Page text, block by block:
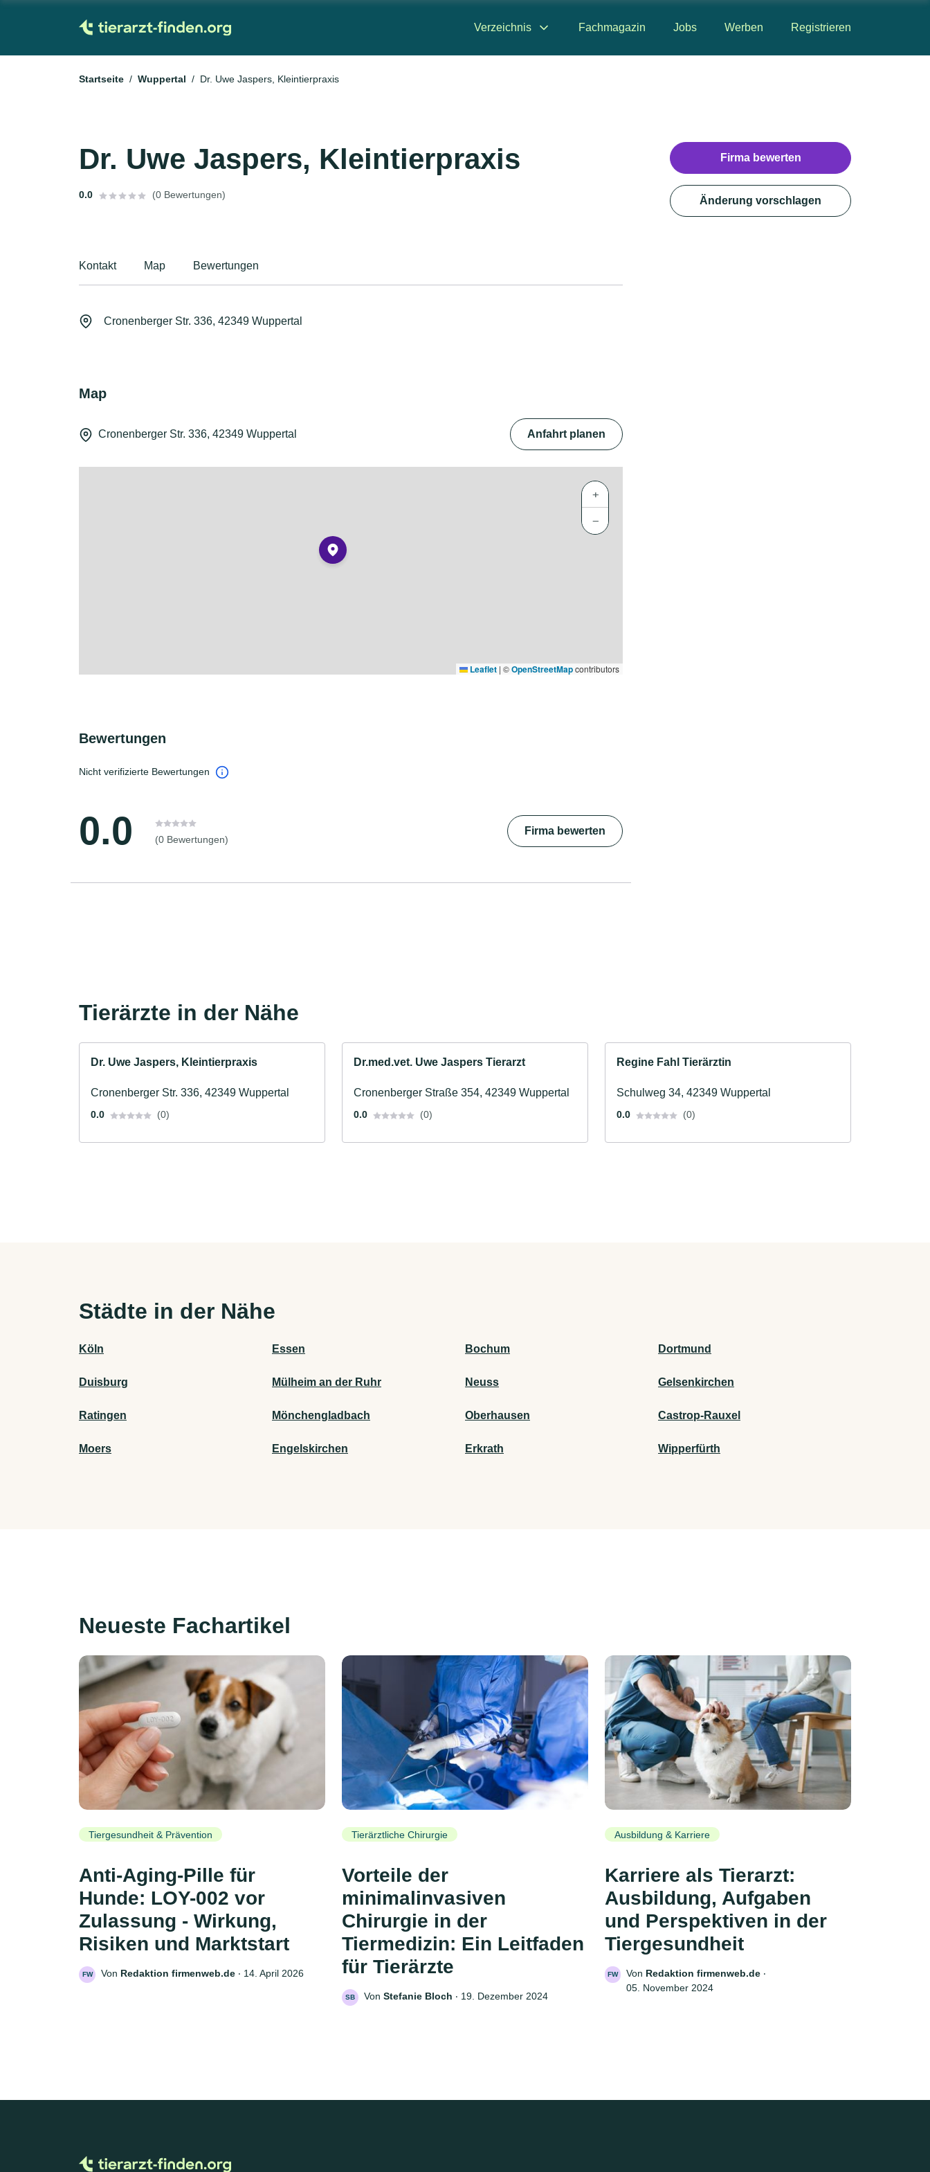
Verzeichnis Fachmagazin Jobs Werben Registrieren
Startseite Wuppertal Dr. Uwe Jaspers, Kleintierpraxis
Dr. Uwe Jaspers, Kleintierpraxis
0.0 (0 Bewertungen)
Kontakt Map Bewertungen
Cronenberger Str. 336, 42349 Wuppertal
Map
Cronenberger Str. 336, 42349 Wuppertal Anfahrt planen
+
−
Leaflet | ©OpenStreetMapcontributors
Bewertungen
Nicht verifizierte Bewertungen
0.0 (0 Bewertungen)
Firma bewerten
Firma bewerten
Änderung vorschlagen
Tierärzte in der Nähe
Dr. Uwe Jaspers, Kleintierpraxis
Cronenberger Str. 336, 42349 Wuppertal
0.0 (0)
Dr.med.vet. Uwe Jaspers Tierarzt
Cronenberger Straße 354, 42349 Wuppertal
0.0 (0)
Regine Fahl Tierärztin
Schulweg 34, 42349 Wuppertal
0.0 (0)
Städte in der Nähe
Köln Essen Bochum Dortmund
Duisburg Mülheim an der Ruhr Neuss Gelsenkirchen
Ratingen Mönchengladbach Oberhausen Castrop-Rauxel
Moers Engelskirchen Erkrath Wipperfürth
Neueste Fachartikel
Tiergesundheit & Prävention
Anti-Aging-Pille für
Hunde: LOY-002 vor
Zulassung - Wirkung,
Risiken und Marktstart
FW Von Redaktion firmenweb.de ‧ 14. April 2026
Tierärztliche Chirurgie
Vorteile der
minimalinvasiven
Chirurgie in der
Tiermedizin: Ein Leitfaden
für Tierärzte
SB Von Stefanie Bloch ‧ 19. Dezember 2024
Ausbildung & Karriere
Karriere als Tierarzt:
Ausbildung, Aufgaben
und Perspektiven in der
Tiergesundheit
FW Von Redaktion firmenweb.de ‧
05. November 2024